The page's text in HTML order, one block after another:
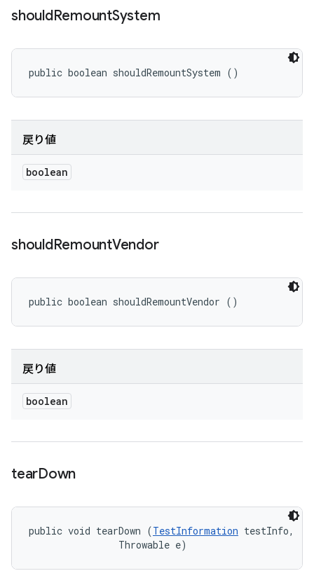
shouldRemountSystem
public boolean shouldRemountSystem ()
戻り値
boolean
shouldRemountVendor
public boolean shouldRemountVendor ()
戻り値
boolean
tearDown
public void tearDown (TestInformation testInfo,
                Throwable e)